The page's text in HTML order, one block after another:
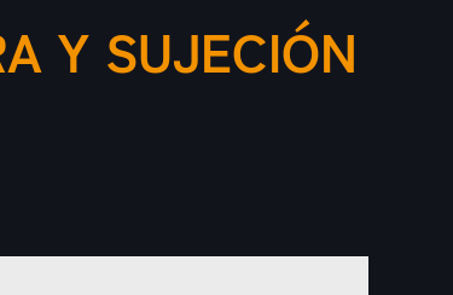
Y SUJECIÓN